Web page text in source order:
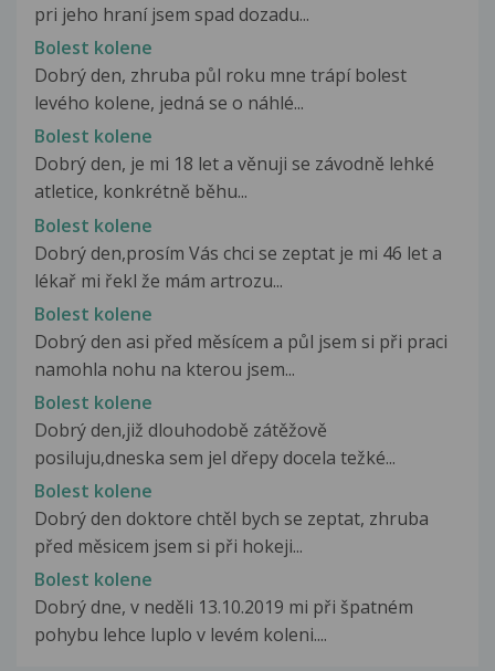
pri jeho hraní jsem spad dozadu...
Bolest kolene
Dobrý den, zhruba půl roku mne trápí bolest
levého kolene, jedná se o náhlé...
Bolest kolene
Dobrý den, je mi 18 let a věnuji se závodně lehké
atletice, konkrétně běhu...
Bolest kolene
Dobrý den,prosím Vás chci se zeptat je mi 46 let a
lékař mi řekl že mám artrozu...
Bolest kolene
Dobrý den asi před měsícem a půl jsem si při praci
namohla nohu na kterou jsem...
Bolest kolene
Dobrý den,již dlouhodobě zátěžově
posiluju,dneska sem jel dřepy docela težké...
Bolest kolene
Dobrý den doktore chtěl bych se zeptat, zhruba
před měsicem jsem si při hokeji...
Bolest kolene
Dobrý dne, v neděli 13.10.2019 mi při špatném
pohybu lehce luplo v levém koleni....